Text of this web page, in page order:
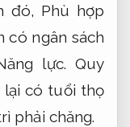
đó, Phù hợp
có ngân sách
lực. Quy
lại có tuổi thọ
phải chăng.